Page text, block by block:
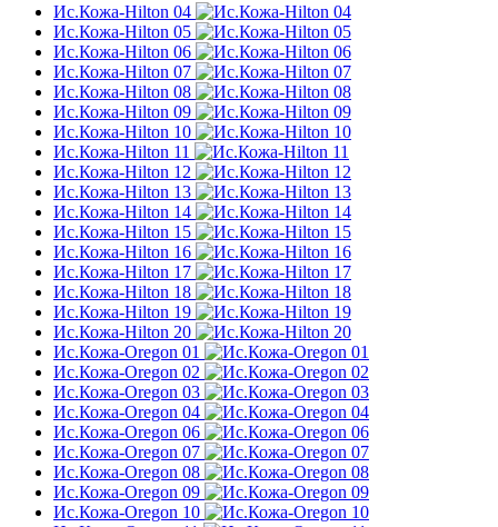
Ис.Кожа-Hilton 04
Ис.Кожа-Hilton 05
Ис.Кожа-Hilton 06
Ис.Кожа-Hilton 07
Ис.Кожа-Hilton 08
Ис.Кожа-Hilton 09
Ис.Кожа-Hilton 10
Ис.Кожа-Hilton 11
Ис.Кожа-Hilton 12
Ис.Кожа-Hilton 13
Ис.Кожа-Hilton 14
Ис.Кожа-Hilton 15
Ис.Кожа-Hilton 16
Ис.Кожа-Hilton 17
Ис.Кожа-Hilton 18
Ис.Кожа-Hilton 19
Ис.Кожа-Hilton 20
Ис.Кожа-Oregon 01
Ис.Кожа-Oregon 02
Ис.Кожа-Oregon 03
Ис.Кожа-Oregon 04
Ис.Кожа-Oregon 06
Ис.Кожа-Oregon 07
Ис.Кожа-Oregon 08
Ис.Кожа-Oregon 09
Ис.Кожа-Oregon 10